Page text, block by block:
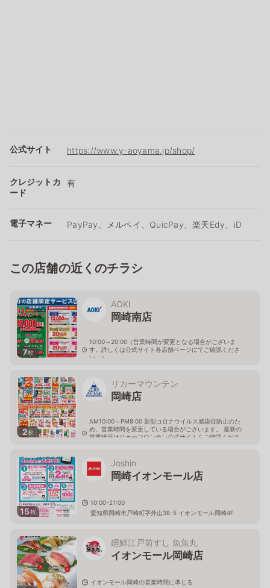
公式サイト https://www.y-aoyama.jp/shop/
クレジットカ
ード
有
電子マネー PayPay、メルペイ、QuicPay、楽天Edy、iD
この店舗の近くのチラシ
7枚
AOKI
岡崎南店
10:00～20:00（営業時間が変更となる場合がございま
す。詳しくは公式サイト各店舗ページにてご確認くださ
い。）
2枚
リカーマウンテン
岡崎店
AM10:00～PM8:00 新型コロナウイルス感染症防止のた
め、営業時間を変更している場合がございます。 最新の
営業状況はリカーマウンテン公式サイトをご確認くださ
15枚
Joshin
岡崎イオンモール店
10:00-21:00
愛知県岡崎市戸崎町字外山38-5 イオンモール岡崎4F
廻鮮江戸前すし 魚魚丸
イオンモール岡崎店
イオンモール岡崎の営業時間に準じる